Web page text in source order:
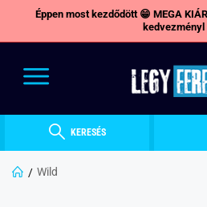
Éppen most kezdődött 😁 MEGA
kedvezményl
KERESÉS
Wild